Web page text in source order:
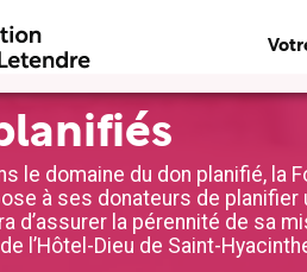
le domaine du don planifié, la
à ses donateurs de planifier
d’assurer la pérennité de sa
l’Hôtel-Dieu de Saint-